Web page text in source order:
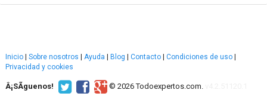
Inicio Sobre nosotros Ayuda Blog Contacto Condiciones de uso
Privacidad y cookies
Â¡SÃ­guenos! © 2026 Todoexpertos.com.